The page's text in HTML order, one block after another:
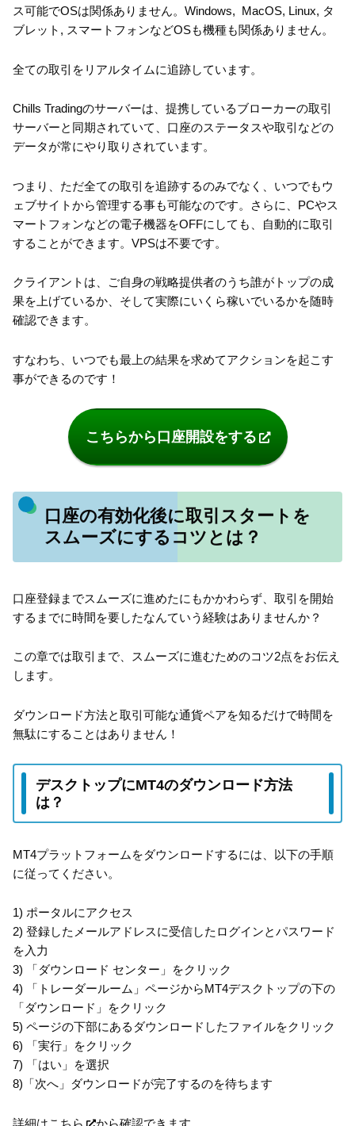
ス可能でOSは関係ありません。Windows, MacOS, Linux, タ
ブレット, スマートフォンなどOSも機種も関係ありません。
全ての取引をリアルタイムに追跡しています。
Chills Tradingのサーバーは、提携しているブローカーの取引
サーバーと同期されていて、口座のステータスや取引などの
データが常にやり取りされています。
つまり、ただ全ての取引を追跡するのみでなく、いつでもウ
ェブサイトから管理する事も可能なのです。さらに、PCやス
マートフォンなどの電子機器をOFFにしても、自動的に取引
することができます。VPSは不要です。
クライアントは、ご自身の戦略提供者のうち誰がトップの成
果を上げているか、そして実際にいくら稼いでいるかを随時
確認できます。
すなわち、いつでも最上の結果を求めてアクションを起こす
事ができるのです！
こちらから口座開設をする
口座の有効化後に取引スタートを
スムーズにするコツとは？
口座登録までスムーズに進めたにもかかわらず、取引を開始
するまでに時間を要したなんていう経験はありませんか？
この章では取引まで、スムーズに進むためのコツ2点をお伝え
します。
ダウンロード方法と取引可能な通貨ペアを知るだけで時間を
無駄にすることはありません！
デスクトップにMT4のダウンロード方法
は？
MT4プラットフォームをダウンロードするには、以下の手順
に従ってください。
1) ポータルにアクセス
2) 登録したメールアドレスに受信したログインとパスワード
を入力
3) 「ダウンロード センター」をクリック
4) 「トレーダールーム」ページからMT4デスクトップの下の
「ダウンロード」をクリック
5) ページの下部にあるダウンロードしたファイルをクリック
6) 「実行」をクリック
7) 「はい」を選択
8)「次へ」ダウンロードが完了するのを待ちます
詳細は こちら から確認できます。